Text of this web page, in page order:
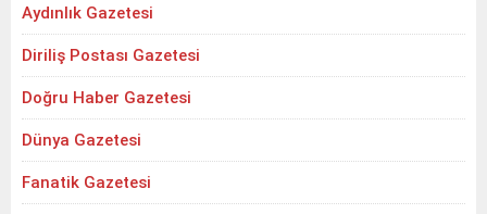
Aydınlık Gazetesi
Diriliş Postası Gazetesi
Doğru Haber Gazetesi
Dünya Gazetesi
Fanatik Gazetesi